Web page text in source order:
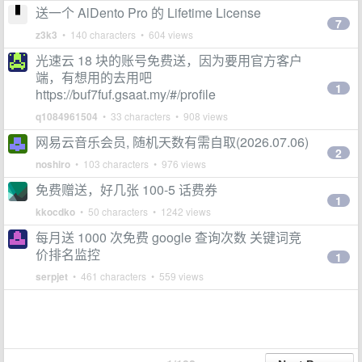
送一个 AlDento Pro 的 Lifetime License
z3k3 • 140 characters • 604 views
7
光速云 18 块的账号免费送，因为要用官方客户
端，有想用的去用吧
https://buf7fuf.gsaat.my/#/profile
q1084961504 • 33 characters • 908 views
1
网易云音乐会员, 随机天数有需自取(2026.07.06)
noshiro • 103 characters • 976 views
2
免费赠送，好几张 100-5 话费券
kkocdko • 50 characters • 1242 views
1
每月送 1000 次免费 google 查询次数 关键词竞
价排名监控
serpjet • 461 characters • 559 views
1